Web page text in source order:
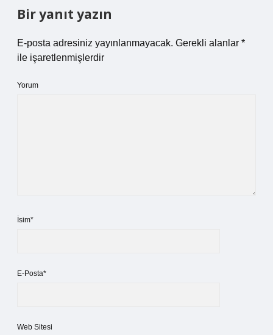
Bir yanıt yazın
E-posta adresiniz yayınlanmayacak. Gerekli alanlar *
ile işaretlenmişlerdir
Yorum
İsim*
E-Posta*
Web Sitesi